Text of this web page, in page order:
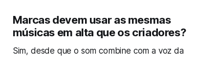
Marcas devem usar as mesmas
músicas em alta que os criadores?
Sim, desde que o som combine com a voz da